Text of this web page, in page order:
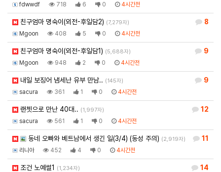
fdwwdf 718 6 0 4시간전
8
친구엄마 명숙이(외전-후일담2) (7,279자)
Mgoon 408 5 0 4시간전
9
친구엄마 명숙이(외전-후일담1) (5,688자)
Mgoon 948 2 0 4시간전
9
내일 보징어 냄세난 유부 만남.. (145자)
sacura 361 1 0 4시간전
12
랜쳇으로 만난 40대.. (1,997자)
sacura 561 1 0 4시간전
11
동네 오빠와 베트남에서 생긴 일(3/4) (동성 주의) (2,919자)
리니아 452 4 0 4시간전
14
조건 노예썰1 (1,234자)